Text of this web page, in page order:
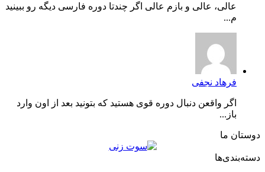
عالی، عالی و بازم عالی اگر چندتا دوره فارسی دیگه رو ببینید
م...
فرهاد نجفی
اگر واقعن دنبال دوره قوی هستید که بتونید بعد از اون وارد
باز...
دوستان ما
دسته‌بندی‌ها